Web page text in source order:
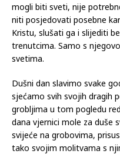
mogli biti sveti, nije
niti posjedovati posebne
Kristu, slušati ga i slijediti
trenutcima. Samo s
svetima.
Dušni dan slavimo svake
sjećamo svih svojih dragih
grobljima u tom pogledu
dana vjernici mole za duše
svijeće na grobovima,
tako svojim molitvama s